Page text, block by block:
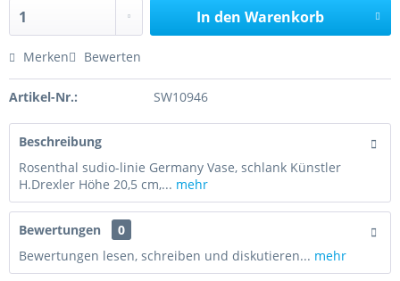
In den Warenkorb
Merken Bewerten
Artikel-Nr.: SW10946
Beschreibung
Rosenthal sudio-linie Germany Vase, schlank Künstler
H.Drexler Höhe 20,5 cm,... mehr
Bewertungen
0
Bewertungen lesen, schreiben und diskutieren... mehr